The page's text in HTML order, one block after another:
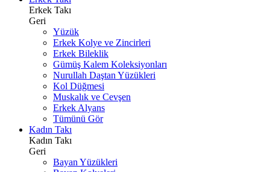
Erkek Takı
Geri
Yüzük
Erkek Kolye ve Zincirleri
Erkek Bileklik
Gümüş Kalem Koleksiyonları
Nurullah Daştan Yüzükleri
Kol Düğmesi
Muskalık ve Cevşen
Erkek Alyans
Tümünü Gör
Kadın Takı
Kadın Takı
Geri
Bayan Yüzükleri